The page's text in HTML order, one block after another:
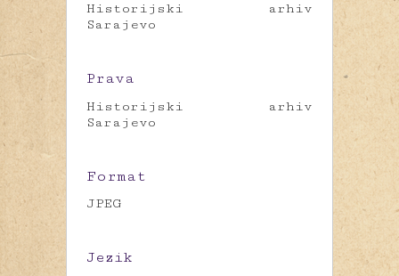
Historijski arhiv
Sarajevo
Prava
Historijski arhiv
Sarajevo
Format
JPEG
Jezik